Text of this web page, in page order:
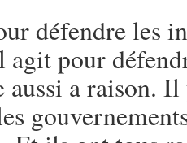
défendre les
pour
aussi a raison.